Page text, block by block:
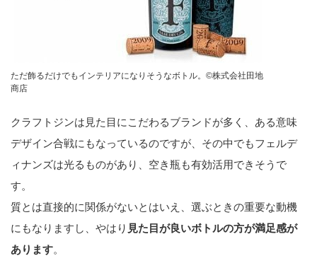
ただ飾るだけでもインテリアになりそうなボトル。©︎株式会社田地
商店
クラフトジンは見た目にこだわるブランドが多く、ある意味
デザイン合戦にもなっているのですが、その中でもフェルデ
ィナンズは光るものがあり、空き瓶も有効活用できそうで
す。
質とは直接的に関係がないとはいえ、選ぶときの重要な動機
にもなりますし、やはり 見た目が良いボトルの方が満足感が
あります。